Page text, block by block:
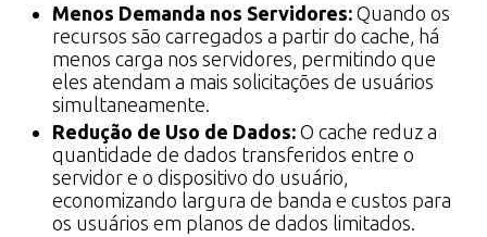
Menos Demanda nos Servidores:Quando os
recursos são carregados a partir do cache, há
menos carga nos servidores, permitindo que
eles atendam a mais solicitações de usuários
simultaneamente.
Redução de Uso de Dados:O cache reduz a
quantidade de dados transferidos entre o
servidor e o dispositivo do usuário,
economizando largura de banda e custos para
os usuários em planos de dados limitados.